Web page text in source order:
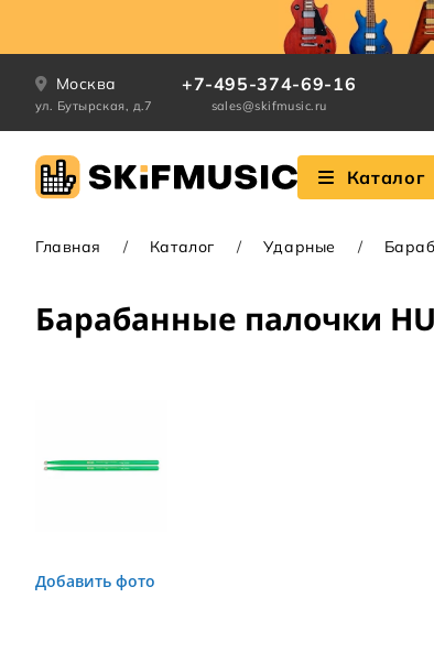
Москва
ул. Бутырская, д.7
+7-495-374-69-16
sales@skifmusic.ru
Каталог
Главная Каталог Ударные
Барабанные палочки
Добавить фото